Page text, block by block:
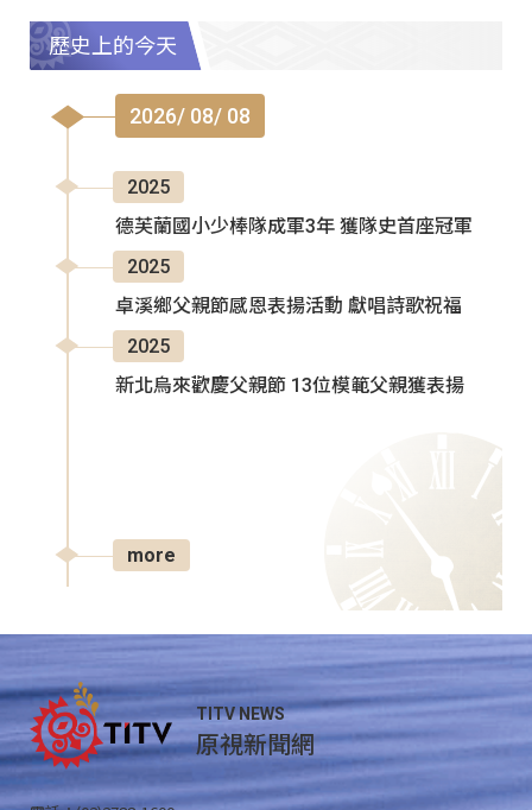
歷史上的今天
2026/ 08/ 08
2025
德芙蘭國小少棒隊成軍3年 獲隊史首座冠軍
2025
卓溪鄉父親節感恩表揚活動 獻唱詩歌祝福
2025
新北烏來歡慶父親節 13位模範父親獲表揚
more
TITV NEWS
原視新聞網